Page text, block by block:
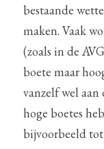
bestaande
maken. Vaak
(zoals in de
boete maar
vanzelf wel aan
hoge boetes
bijvoorbeeld